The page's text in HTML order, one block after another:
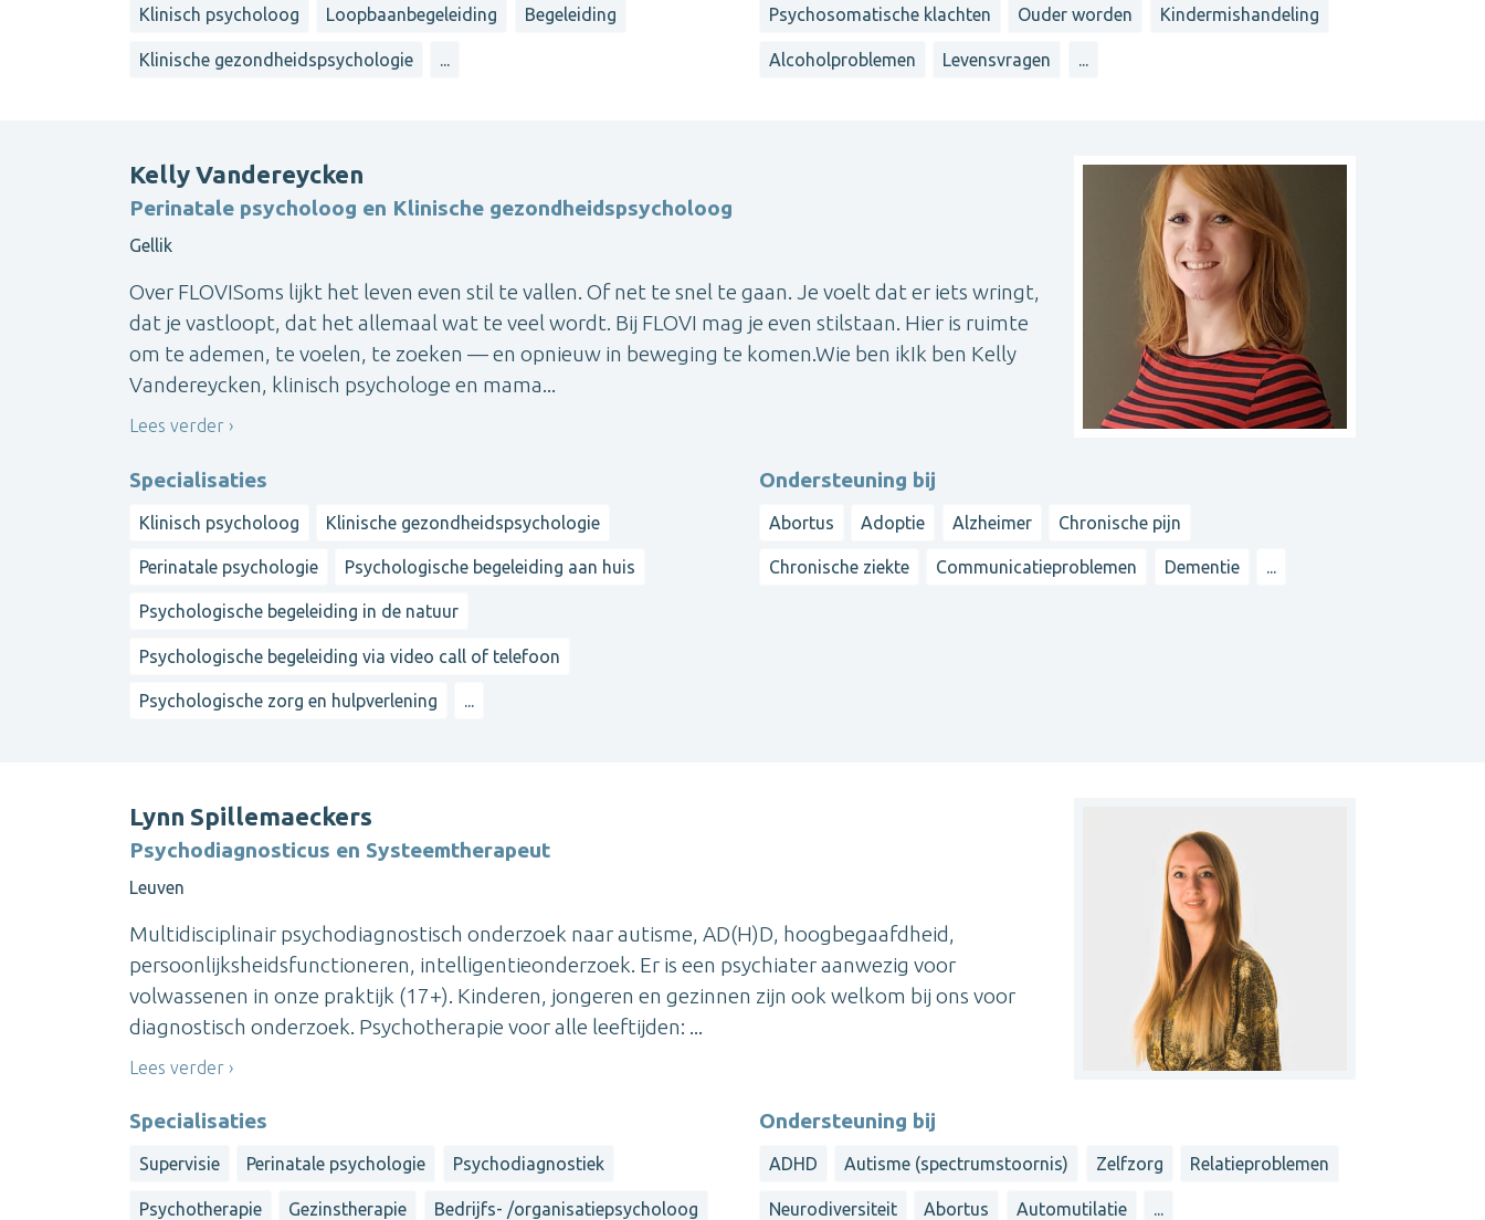
Klinisch psycholoog Loopbaanbegeleiding Begeleiding
Klinische gezondheidspsychologie ...
Psychosomatische klachten Ouder worden Kindermishandeling
Alcoholproblemen Levensvragen ...
Kelly Vandereycken
Perinatale psycholoog en Klinische gezondheidspsycholoog
Gellik
Over FLOVISoms lijkt het leven even stil te vallen. Of net te snel te gaan. Je voelt dat er iets wringt,
dat je vastloopt, dat het allemaal wat te veel wordt. Bij FLOVI mag je even stilstaan. Hier is ruimte
om te ademen, te voelen, te zoeken — en opnieuw in beweging te komen.Wie ben ikIk ben Kelly
Vandereycken, klinisch psychologe en mama...
Lees verder
Specialisaties
Klinisch psycholoog Klinische gezondheidspsychologie
Perinatale psychologie Psychologische begeleiding aan huis
Psychologische begeleiding in de natuur
Psychologische begeleiding via video call of telefoon
Psychologische zorg en hulpverlening ...
Ondersteuning bij
Abortus Adoptie Alzheimer Chronische pijn
Chronische ziekte Communicatieproblemen Dementie ...
Lynn Spillemaeckers
Psychodiagnosticus en Systeemtherapeut
Leuven
Multidisciplinair psychodiagnostisch onderzoek naar autisme, AD(H)D, hoogbegaafdheid,
persoonlijksheidsfunctioneren, intelligentieonderzoek. Er is een psychiater aanwezig voor
volwassenen in onze praktijk (17+). Kinderen, jongeren en gezinnen zijn ook welkom bij ons voor
diagnostisch onderzoek. Psychotherapie voor alle leeftijden: ...
Lees verder
Specialisaties
Supervisie Perinatale psychologie Psychodiagnostiek
Psychotherapie Gezinstherapie Bedrijfs- /organisatiepsycholoog
Ondersteuning bij
ADHD Autisme (spectrumstoornis) Zelfzorg Relatieproblemen
Neurodiversiteit Abortus Automutilatie ...